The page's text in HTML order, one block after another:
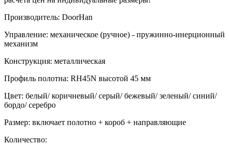
Производитель: DoorHan
Управление: механическое (ручное) - пружинно-инерционный
механизм
Конструкция: металлическая
Профиль полотна: RH45N высотой 45 мм
Цвет: белый/ коричневый/ серый/ бежевый/ зеленый/ синий/
бордо/ серебро
Размер: включает полотно + короб + направляющие
Количество: